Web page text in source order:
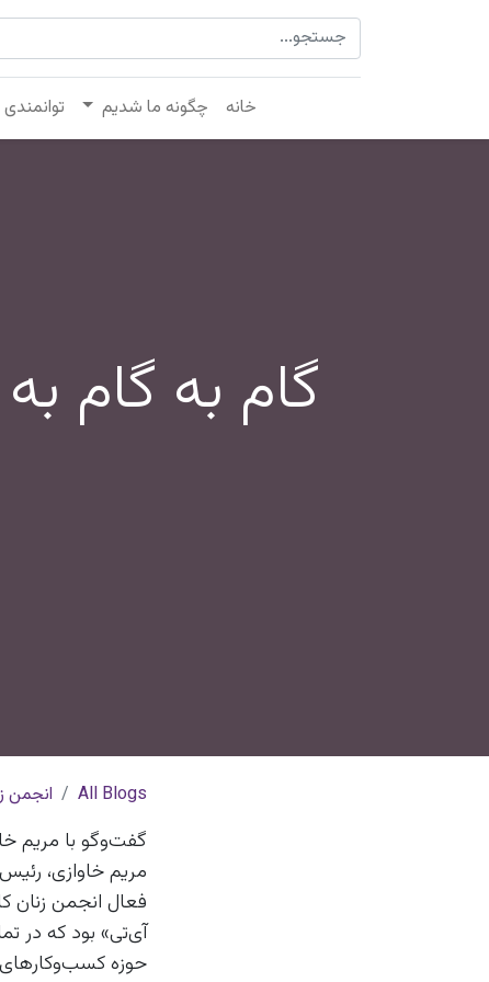
خانه چگونه ما شدیم
گام به گام
All Blogs انجمن
گفت‌وگو با مریم
مریم خاوازی،
فعال انجمن زنان
آی‌تی» بود که در